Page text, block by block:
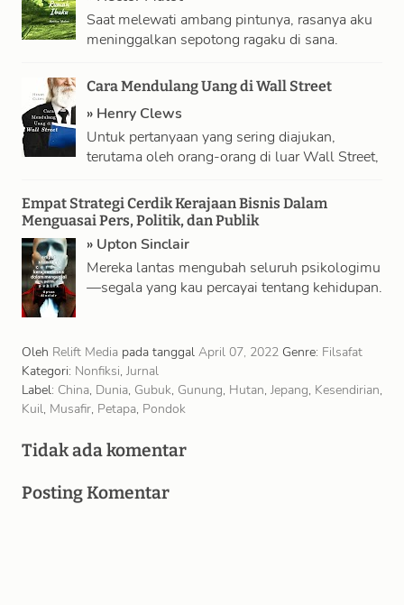
Saat melewati ambang pintunya, rasanya aku
meninggalkan sepotong ragaku di sana.
sekeliling, tapi tak ada …
Cara Mendulang Uang di Wall Street
» Henry Clews
Untuk pertanyaan yang sering diajukan,
terutama oleh orang-orang di luar Wall Street,
Wall Street?” …
Empat Strategi Cerdik Kerajaan Bisnis Dalam
Menguasai Pers, Politik, dan Publik
» Upton Sinclair
Mereka lantas mengubah seluruh psikologimu
—segala yang kau percayai tentang kehidupan.
Oleh Relift Media pada tanggal April 07, 2022 Genre: Filsafat
Kategori: Nonfiksi, Jurnal
Label: China, Dunia, Gubuk, Gunung, Hutan, Jepang, Kesendirian,
Kuil, Musafir, Petapa, Pondok
Tidak ada komentar
Posting Komentar